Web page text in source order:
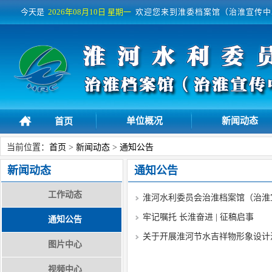
今天是 2026年08月10日 星期一 欢迎您来到淮委档案馆（治淮宣传
首页 单位概况 新闻动态
当前位置： 首页 > 新闻动态 > 通知公告
新闻动态
工作动态
通知公告
图片中心
视频中心
通知公告
淮河水利委员会治淮档案馆（治
牢记嘱托 长淮奋进 | 征稿启事
关于开展淮河节水吉祥物形象设